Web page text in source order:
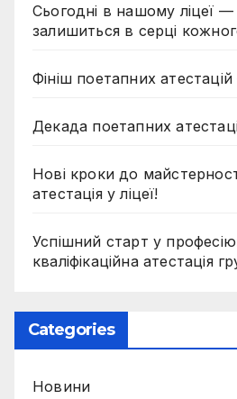
Сьогодні в нашому ліцеї
залишиться в серці
Фініш поетапних
Декада поетапних
Нові кроки до
атестація у ліцеї!
Успішний старт у
кваліфікаційна атестація
Categories
Новини